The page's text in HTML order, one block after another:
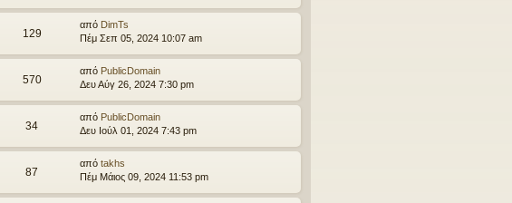
129
από DimTs
Πέμ Σεπ 05, 2024 10:07 am
570
από PublicDomain
Δευ Αύγ 26, 2024 7:30 pm
34
από PublicDomain
Δευ Ιούλ 01, 2024 7:43 pm
87
από takhs
Πέμ Μάιος 09, 2024 11:53 pm